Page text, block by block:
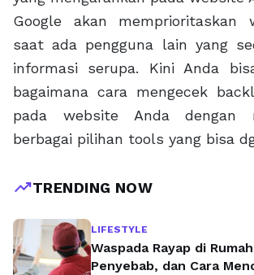
Google akan memprioritaskan
saat ada pengguna lain yang
informasi serupa. Kini Anda
bagaimana cara mengecek
pada website Anda dengan
berbagai pilihan tools yang bisa
trending_upTRENDING NOW
LIFESTYLE
Waspada Rayap di
Penyebab, dan Cara